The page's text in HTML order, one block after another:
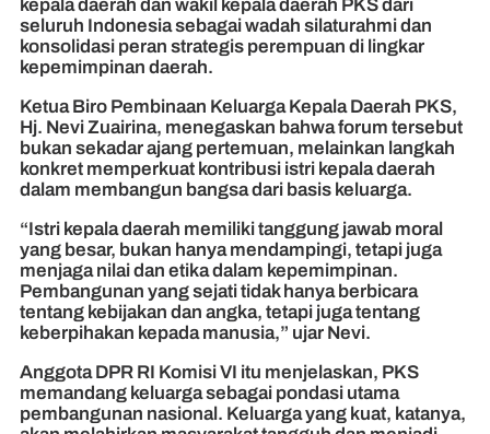
kepala daerah dan wakil kepala daerah PKS dari
seluruh Indonesia sebagai wadah silaturahmi dan
konsolidasi peran strategis perempuan di lingkar
kepemimpinan daerah.
Ketua Biro Pembinaan Keluarga Kepala Daerah PKS,
Hj. Nevi Zuairina, menegaskan bahwa forum tersebut
bukan sekadar ajang pertemuan, melainkan langkah
konkret memperkuat kontribusi istri kepala daerah
dalam membangun bangsa dari basis keluarga.
“Istri kepala daerah memiliki tanggung jawab moral
yang besar, bukan hanya mendampingi, tetapi juga
menjaga nilai dan etika dalam kepemimpinan.
Pembangunan yang sejati tidak hanya berbicara
tentang kebijakan dan angka, tetapi juga tentang
keberpihakan kepada manusia,” ujar Nevi.
Anggota DPR RI Komisi VI itu menjelaskan, PKS
memandang keluarga sebagai pondasi utama
pembangunan nasional. Keluarga yang kuat, katanya,